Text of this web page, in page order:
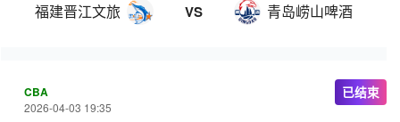
福建晋江文旅 VS 青岛崂山啤酒
CBA
2026-04-03 19:35
已结束